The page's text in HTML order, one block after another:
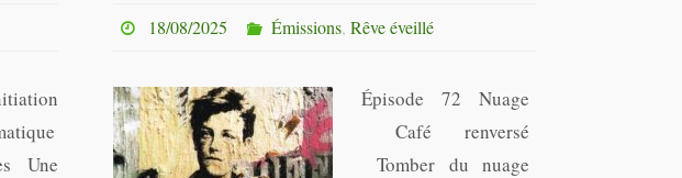
Une
18/08/2025 Émissions,Rêve éveillé
Épisode 72 Nuage
Café renversé
Tomber du nuage